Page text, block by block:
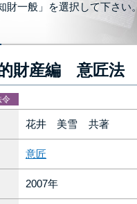
財一般」を選択して下さい
財産編 意匠法
令
花井 美雪 共著
意匠
2007年